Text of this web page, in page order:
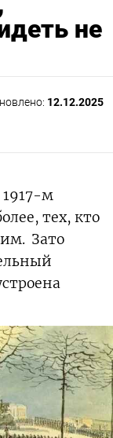
не
12.12.2025
1917-м
тех, кто
Зато